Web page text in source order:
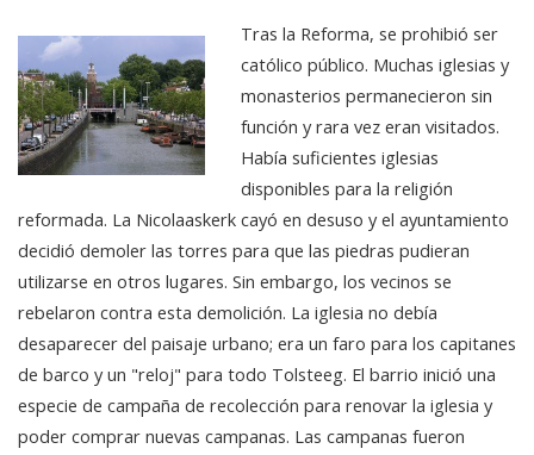
Tras la Reforma, se prohibió ser
católico público. Muchas iglesias y
monasterios permanecieron sin
función y rara vez eran visitados.
Había suficientes iglesias
disponibles para la religión
reformada. La Nicolaaskerk cayó en desuso y el ayuntamiento
decidió demoler las torres para que las piedras pudieran
utilizarse en otros lugares. Sin embargo, los vecinos se
rebelaron contra esta demolición. La iglesia no debía
desaparecer del paisaje urbano; era un faro para los capitanes
de barco y un "reloj" para todo Tolsteeg. El barrio inició una
especie de campaña de recolección para renovar la iglesia y
poder comprar nuevas campanas. Las campanas fueron